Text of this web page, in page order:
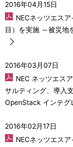
2016年04月15日
NECネッツエス
目）を実施 ～被災地
2016年03月07日
NEC ネッツエス
サルティング、導入
OpenStack インテグ
2016年02月17日
NECネッツエス